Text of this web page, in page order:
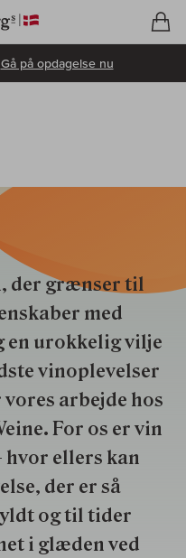
Gå på opdagelse nu
der grænser til
med
en urokkelig vilje
vinoplevelser
arbejde hos
For os er vin
hvor ellers kan
der er så
og til tider
i glæden ved